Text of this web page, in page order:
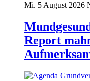
Mi. 5 August 2026
Report